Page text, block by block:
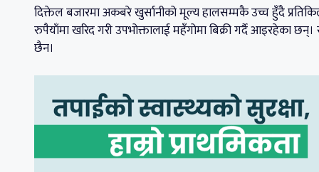
दिक्तेल बजारमा अकबरे खुर्सानीको मूल्य हालसम्मकै उच्च हुँदै
रुपैयाँमा खरिद गरी उपभोक्तालाई महँगोमा बिक्री गर्दै आइरहेका
छैन।